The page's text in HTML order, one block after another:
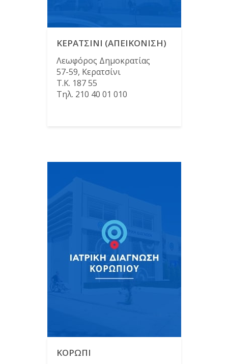
ΚΕΡΑΤΣΙΝΙ (ΑΠΕΙΚΟΝΙΣΗ)
Λεωφόρος Δημοκρατίας
57-59, Κερατσίνι
Τ.Κ. 187 55
Τηλ. 210 40 01 010
ΚΟΡΩΠΙ